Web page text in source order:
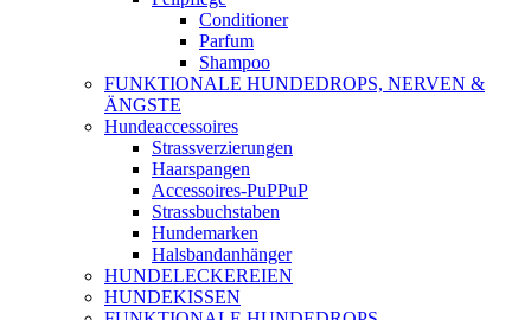
Conditioner
Parfum
Shampoo
FUNKTIONALE HUNDEDROPS, NERVEN &
ÄNGSTE
Hundeaccessoires
Strassverzierungen
Haarspangen
Accessoires-PuPPuP
Strassbuchstaben
Hundemarken
Halsbandanhänger
HUNDELECKEREIEN
HUNDEKISSEN